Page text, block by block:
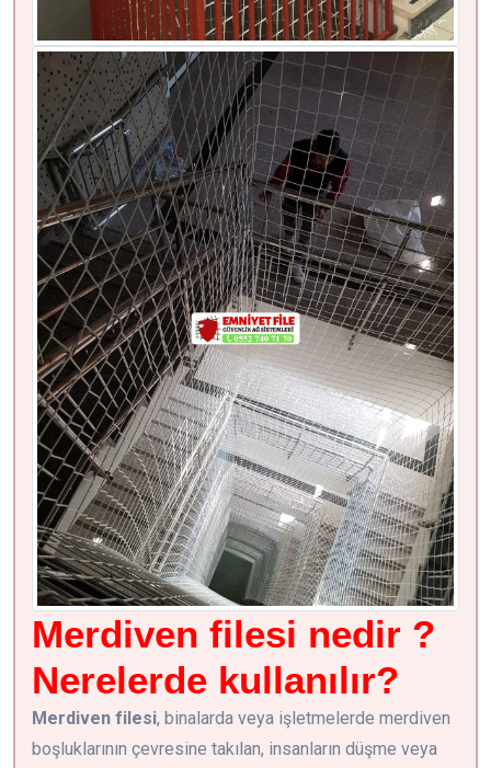
Merdiven filesi nedir ?
Nerelerde kullanılır?
Merdiven filesi, binalarda veya işletmelerde merdiven
boşluklarının çevresine takılan, insanların düşme veya